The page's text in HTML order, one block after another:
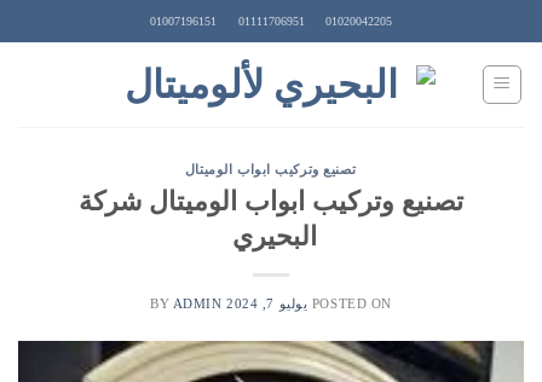
to
content
01020042205
01111706951
01007196151
تصنيع وتركيب ابواب الوميتال
تصنيع وتركيب ابواب الوميتال شركة
البحيري
POSTED ON يوليو 7, 2024 BY
ADMIN